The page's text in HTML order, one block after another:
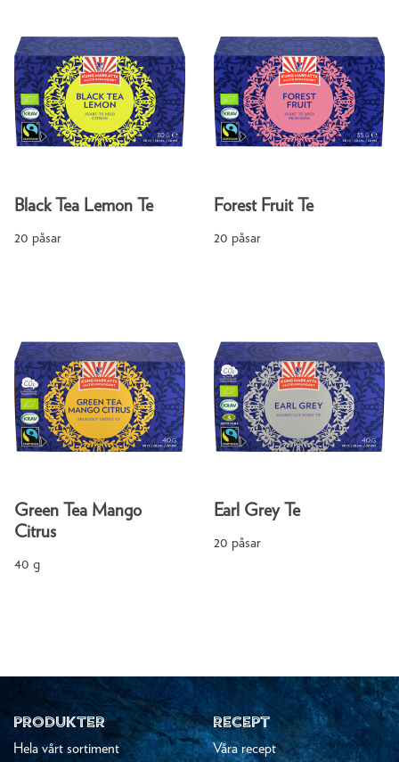
Black Tea Lemon Te
20 påsar
Forest Fruit Te
20 påsar
Green Tea Mango
Citrus
40 g
Earl Grey Te
20 påsar
PRODUKTER
Hela vårt sortiment
RECEPT
Våra recept